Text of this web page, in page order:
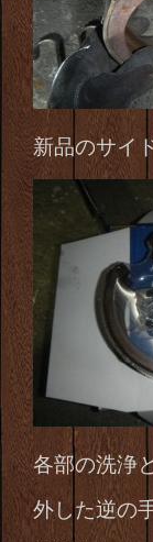
新品のサイ
各部の洗浄
外した逆の